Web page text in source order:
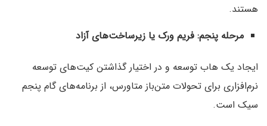
هستند.
مرحله پنجم: فریم ورک یا زیرساخت‌های آزاد
ایجاد یک هاب توسعه و در اختیار گذاشتن کیت‌های توسعه
نرم‌افزاری برای تحولات متن‌باز متاورس،‌ از برنامه‌های گام پنجم
سیک است.